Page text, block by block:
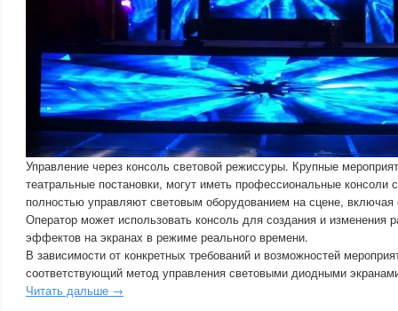
Управление через консоль световой режиссуры. Крупные
театральные постановки, могут иметь профессиональные консоли
полностью управляют световым оборудованием на сцене,
Оператор может использовать консоль для создания и изменения
эффектов на экранах в режиме реального времени.
В зависимости от конкретных требований и возможностей
соответствующий метод управления световыми диодными
Читать дальше →